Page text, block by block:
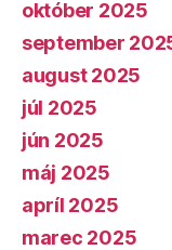
október 2025
september
august 2025
júl 2025
jún 2025
máj 2025
apríl 2025
marec 2025